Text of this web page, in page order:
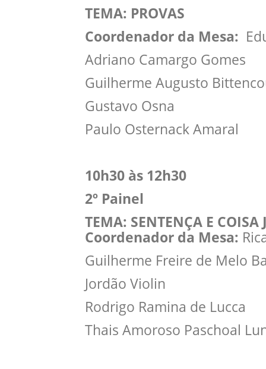
TEMA: PROVAS
Coordenador da Mesa:
Adriano Camargo Gomes
Guilherme Augusto
Gustavo Osna
Paulo Osternack Amaral
10h30 às 12h30
2º Painel
TEMA: SENTENÇA E
Coordenador da Mesa:
Guilherme Freire de Melo
Jordão Violin
Rodrigo Ramina de Lucca
Thais Amoroso Paschoal